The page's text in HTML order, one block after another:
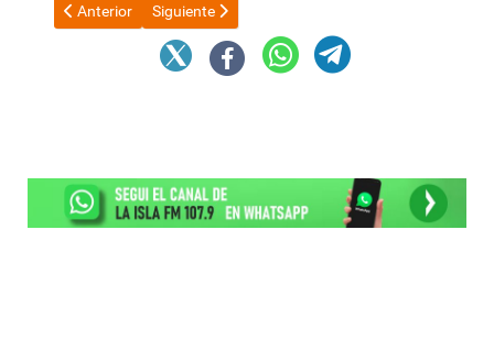
Artículo anterior: Estudiantes argentinos diseñaron un cohete
Anterior Artículo siguiente: Gutiérrez Neumáticos
Siguiente